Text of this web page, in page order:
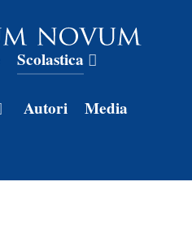
Scolastica
Autori Media